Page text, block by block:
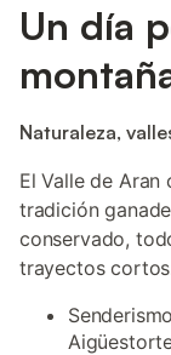
Un día
Naturaleza,
El Valle de Aran
tradición
conservado,
trayectos